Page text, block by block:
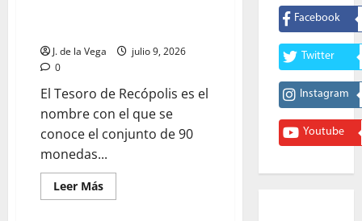
J. de la Vega
julio 9, 2026
0
El Tesoro de Recópolis es el
nombre con el que se
conoce el conjunto de 90
monedas...
Leer MásLeer
más
Facebook
Twitter
Instagram
Youtube